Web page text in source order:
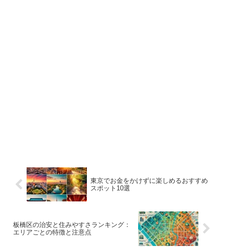
東京でお金をかけずに楽しめるおすすめ
スポット10選
板橋区の治安と住みやすさランキング：
エリアごとの特徴と注意点